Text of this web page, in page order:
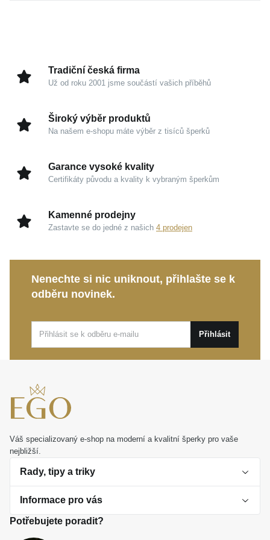
Kouzlo v detailech
a vyzařuje sofistikovaný luxus.
který nikdy nevyjde z módy.
zajišťuje mimořádně příjemný pocit při
dlouhodobém nošení.
Je to také ideální osobní dárek, který vyjádří hlubokou
emoci a upřímně potěší.
Tradiční česká firma
Už od roku 2001 jsme součástí vašich příběhů
Široký výběr produktů
Na našem e-shopu máte výběr z tisíců šperků
Garance vysoké kvality
Certifikáty původu a kvality k vybraným šperkům
Kamenné prodejny
Zastavte se do jedné z našich 4 prodejen
Nenechte si nic uniknout, přihlašte se k
odběru novinek.
Přihlásit
Váš specializovaný e-shop na moderní a kvalitní šperky pro vaše
nejbližší.
Rady, tipy a triky
O perlách
Jak vybrat perlový šperk
Informace pro vás
Potřebujete poradit?